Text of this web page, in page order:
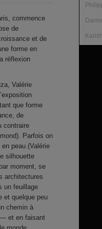
commence
de
et de
forme en
réflexion
Valérie
que forme
de
contraire
Parfois on
peau (Valérie
silhouette
moment, se
architectures
un feuillage
et quelque peu
chemin à
— et en faisant